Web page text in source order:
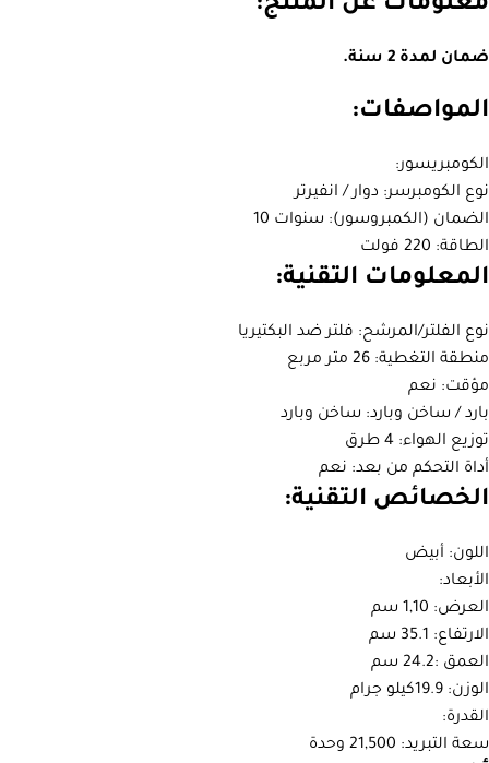
معلومات عن المنتج:
ضمان لمدة 2 سنة.
المواصفات:
الكومبريسور:
نوع الكومبرسر: دوار / انفيرتر
الضمان (الكمبروسور): سنوات 10
الطاقة: 220 فولت
المعلومات التقنية:
نوع الفلتر/المرشح: فلتر ضد البكتيريا
منطقة التغطية: 26 متر مربع
مؤقت: نعم
بارد / ساخن وبارد: ساخن وبارد
توزيع الهواء: 4 طرق
أداة التحكم من بعد: نعم
الخصائص التقنية:
اللون: أبيض
الأبعاد:
العرض: 1,10 سم
الارتفاع: 35.1 سم
العمق :24.2 سم
الوزن: 19.9كيلو جرام
القدرة:
سعة التبريد: 21,500 وحدة